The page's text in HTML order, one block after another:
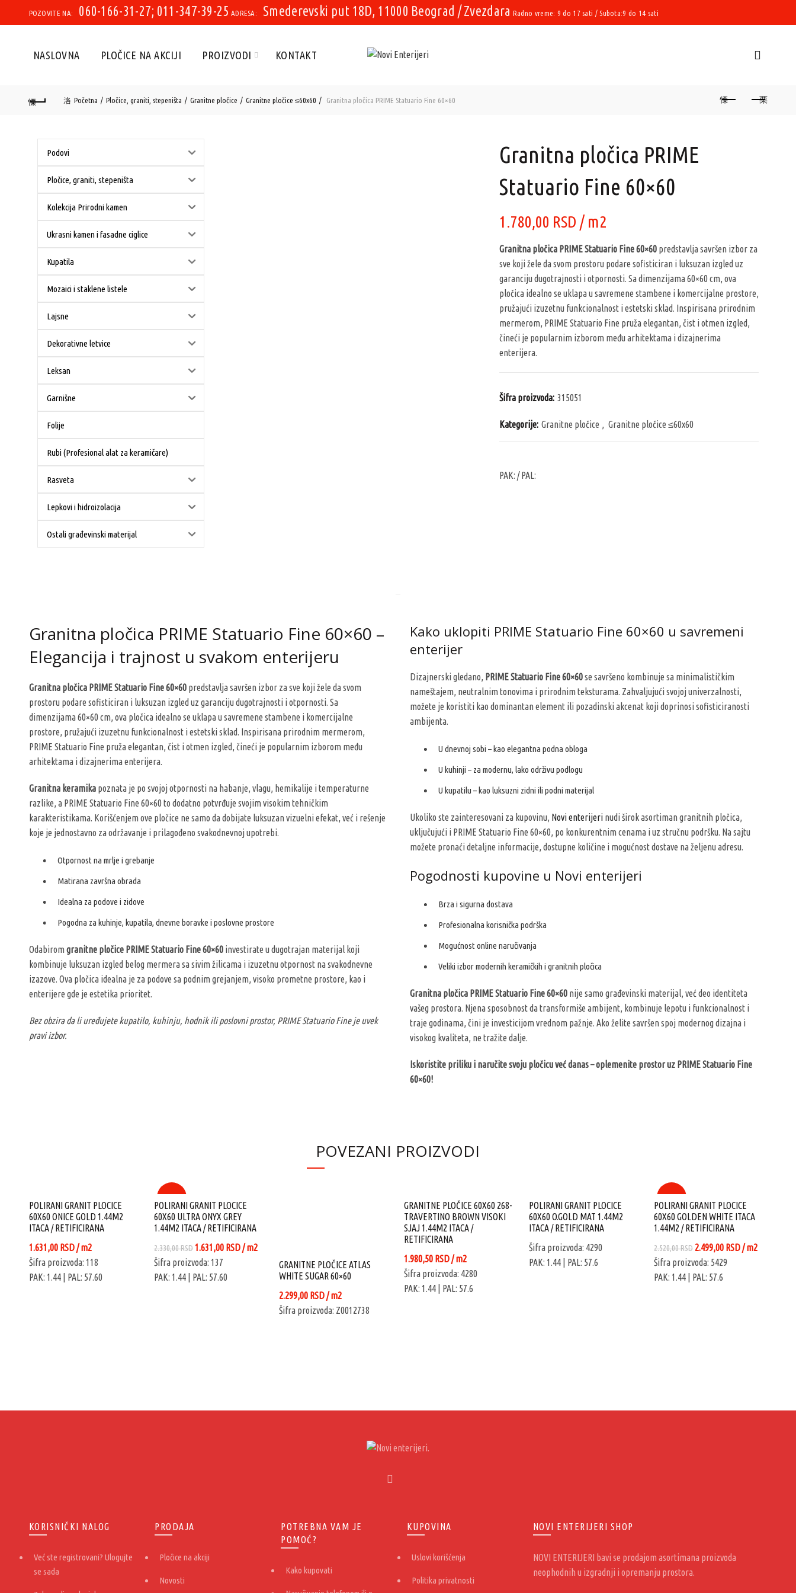
POZOVITE NA: 060-166-31-27; 011-347-39-25 ADRESA: Smederevski put 18D, 11000 Beograd / Zvezdara Radno vreme: 9 do 17 sati / Subota:9 do 14 sati
NASLOVNA PLOČICE NA AKCIJI PROIZVODI KONTAKT
Početna Pločice, graniti, stepeništa Granitne pločice Granitne pločice ≤60x60 Granitna pločica PRIME Statuario Fine 60×60
Granitna pločica PRIME
Statuario Fine 60×60
1.780,00 RSD / m2
Granitna pločica PRIME Statuario Fine 60×60 predstavlja savršen izbor za
sve koji žele da svom prostoru podare sofisticiran i luksuzan izgled uz
garanciju dugotrajnosti i otpornosti. Sa dimenzijama 60×60 cm, ova
pločica idealno se uklapa u savremene stambene i komercijalne prostore,
pružajući izuzetnu funkcionalnost i estetski sklad. Inspirisana prirodnim
mermerom, PRIME Statuario Fine pruža elegantan, čist i otmen izgled,
čineći je popularnim izborom među arhitektama i dizajnerima
enterijera.
Šifra proizvoda: 315051
Kategorije: Granitne pločice , Granitne pločice ≤60x60
PAK:/ PAL:
Podovi
Pločice, graniti, stepeništa
Kolekcija Prirodni kamen
Ukrasni kamen i fasadne ciglice
Kupatila
Mozaici i staklene listele
Lajsne
Dekorativne letvice
Leksan
Garnišne
Folije
Rubi (Profesional alat za keramičare)
Rasveta
Lepkovi i hidroizolacija
Ostali građevinski materijal
Granitna pločica PRIME Statuario Fine 60×60 –
Elegancija i trajnost u svakom enterijeru
Granitna pločica PRIME Statuario Fine 60×60predstavlja savršen izbor za sve koji žele da svom
prostoru podare sofisticiran i luksuzan izgled uz garanciju dugotrajnosti i otpornosti. Sa
dimenzijama 60×60 cm, ova pločica idealno se uklapa u savremene stambene i komercijalne
prostore, pružajući izuzetnu funkcionalnost i estetski sklad. Inspirisana prirodnim mermerom,
PRIME Statuario Fine pruža elegantan, čist i otmen izgled, čineći je popularnim izborom među
arhitektama i dizajnerima enterijera.
Granitna keramikapoznata je po svojoj otpornosti na habanje, vlagu, hemikalije i temperaturne
razlike, a PRIME Statuario Fine 60×60 to dodatno potvrđuje svojim visokim tehničkim
karakteristikama. Korišćenjem ove pločice ne samo da dobijate luksuzan vizuelni efekat, već i rešenje
koje je jednostavno za održavanje i prilagođeno svakodnevnoj upotrebi.
Otpornost na mrlje i grebanje
Matirana završna obrada
Idealna za podove i zidove
Pogodna za kuhinje, kupatila, dnevne boravke i poslovne prostore
Odabirom granitne pločice PRIME Statuario Fine 60×60investirate u dugotrajan materijal koji
kombinuje luksuzan izgled belog mermera sa sivim žilicama i izuzetnu otpornost na svakodnevne
izazove. Ova pločica idealna je za podove sa podnim grejanjem, visoko prometne prostore, kao i
enterijere gde je estetika prioritet.
Bez obzira da li uređujete kupatilo, kuhinju, hodnik ili poslovni prostor, PRIME Statuario Fine je uvek
pravi izbor.
Kako uklopiti PRIME Statuario Fine 60×60 u savremeni
enterijer
Dizajnerski gledano, PRIME Statuario Fine 60×60se savršeno kombinuje sa minimalističkim
nameštajem, neutralnim tonovima i prirodnim teksturama. Zahvaljujući svojoj univerzalnosti,
možete je koristiti kao dominantan element ili pozadinski akcenat koji doprinosi sofisticiranosti
ambijenta.
U dnevnoj sobi – kao elegantna podna obloga
U kuhinji – za modernu, lako održivu podlogu
U kupatilu – kao luksuzni zidni ili podni materijal
Ukoliko ste zainteresovani za kupovinu, Novi enterijerinudi širok asortiman granitnih pločica,
uključujući i PRIME Statuario Fine 60×60, po konkurentnim cenama i uz stručnu podršku. Na sajtu
možete pronaći detaljne informacije, dostupne količine i mogućnost dostave na željenu adresu.
Pogodnosti kupovine u Novi enterijeri
Brza i sigurna dostava
Profesionalna korisnička podrška
Mogućnost online naručivanja
Veliki izbor modernih keramičkih i granitnih pločica
Granitna pločica PRIME Statuario Fine 60×60nije samo građevinski materijal, već deo identiteta
vašeg prostora. Njena sposobnost da transformiše ambijent, kombinuje lepotu i funkcionalnost i
traje godinama, čini je investicijom vrednom pažnje. Ako želite savršen spoj modernog dizajna i
visokog kvaliteta, ne tražite dalje.
Iskoristite priliku i naručite svoju pločicu već danas – oplemenite prostor uz PRIME Statuario Fine
60×60!
POVEZANI PROIZVODI
POLIRANI GRANIT PLOCICE
60X60 ONICE GOLD 1.44M2
ITACA / RETIFICIRANA
1.631,00 RSD/ m2
Šifra proizvoda: 118
PAK: 1.44| PAL: 57.60
-30%
POLIRANI GRANIT PLOCICE
60X60 ULTRA ONYX GREY
1.44M2 ITACA / RETIFICIRANA
2.330,00RSD Originalna
cena
je
1.631,00 RSDTrenutna
1.631,00 RSD.
/ m2
Šifra proizvoda: 137
PAK: 1.44| PAL: 57.60
GRANITNE PLOČICE ATLAS
WHITE SUGAR 60×60
2.299,00 RSD/ m2
Šifra proizvoda: Z0012738
GRANITNE PLOČICE 60X60 268-
TRAVERTINO BROWN VISOKI
SJAJ 1.44M2 ITACA /
RETIFICIRANA
1.980,50 RSD/ m2
Šifra proizvoda: 4280
PAK: 1.44| PAL: 57.6
POLIRANI GRANIT PLOCICE
60X60 O.GOLD MAT 1.44M2
ITACA / RETIFICIRANA
Šifra proizvoda: 4290
PAK: 1.44 | PAL: 57.6
-1%
POLIRANI GRANIT PLOCICE
60X60 GOLDEN WHITE ITACA
1.44M2 / RETIFICIRANA
2.520,00RSD Originalna
cena
je
2.499,00 RSDTrenutna
/ m2
Šifra proizvoda: 5429
PAK: 1.44 | PAL: 57.6
KORISNIČKI NALOG
Već ste registrovani? Ulogujte
se sada
PRODAJA
Pločice na akciji
Novosti
POTREBNA VAM JE
POMOĆ?
Kako kupovati
KUPOVINA
Uslovi korišćenja
Politika privatnosti
NOVI ENTERIJERI SHOP
NOVI ENTERIJERI bavi se prodajom asortimana proizvoda
neophodnih u izgradnji i opremanju prostora.